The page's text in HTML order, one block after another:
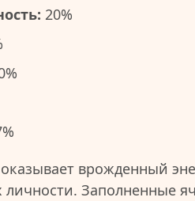
20%
врожденный
личности. Заполненные